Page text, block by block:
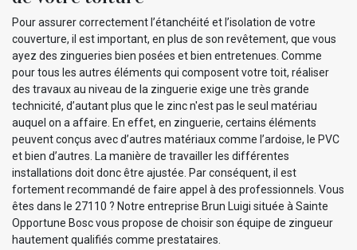
Pour assurer correctement l’étanchéité et l’isolation de votre
couverture, il est important, en plus de son revêtement, que vous
ayez des zingueries bien posées et bien entretenues. Comme
pour tous les autres éléments qui composent votre toit, réaliser
des travaux au niveau de la zinguerie exige une très grande
technicité, d’autant plus que le zinc n'est pas le seul matériau
auquel on a affaire. En effet, en zinguerie, certains éléments
peuvent conçus avec d’autres matériaux comme l’ardoise, le PVC
et bien d’autres. La manière de travailler les différentes
installations doit donc être ajustée. Par conséquent, il est
fortement recommandé de faire appel à des professionnels. Vous
êtes dans le 27110 ? Notre entreprise Brun Luigi située à Sainte
Opportune Bosc vous propose de choisir son équipe de zingueur
hautement qualifiés comme prestataires.